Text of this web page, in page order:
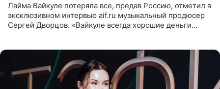
Лайма Вайкуле потеряла все, предав Россию, отметил в
эксклюзивном интервью aif.ru музыкальный продюсер
Сергей Дворцов. «Вайкуле всегда хорошие деньги